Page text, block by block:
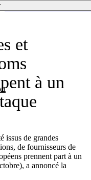
et
à un
issus de grandes
de fournisseurs de
prennent part à un
a annoncé la